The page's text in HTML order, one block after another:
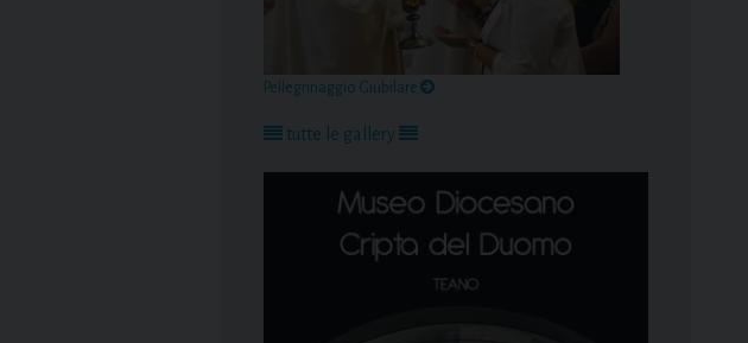
Pellegrinaggio Giubilare
tutte le gallery